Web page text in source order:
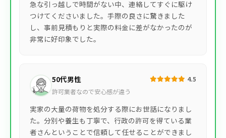
急な引っ越しで時間がない中、連絡してすぐに駆け
つけてくださいました。手際の良さに驚きました
し、事前見積もりと実際の料金に差がなかったのが
非常に好印象でした。
50代男性
許可業者なので安心感が違う
4.5
実家の大量の荷物を処分する際にお世話になりまし
た。分別や養生も丁寧で、行政の許可を得ている業
者さんということで信頼して任せることができまし